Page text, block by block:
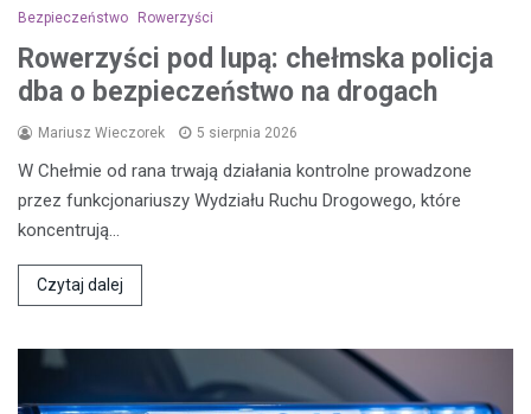
Bezpieczeństwo Rowerzyści
Rowerzyści pod lupą: chełmska policja
dba o bezpieczeństwo na drogach
Mariusz Wieczorek 5 sierpnia 2026
W Chełmie od rana trwają działania kontrolne prowadzone
przez funkcjonariuszy Wydziału Ruchu Drogowego, które
koncentrują…
Czytaj dalej